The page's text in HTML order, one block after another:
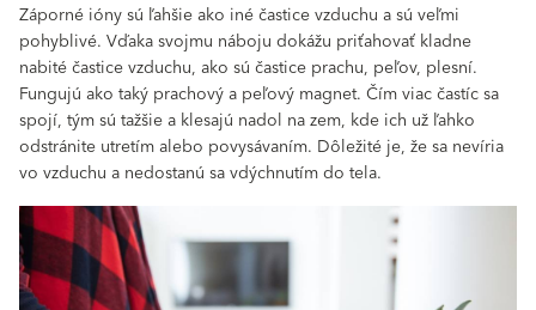
Záporné ióny sú ľahšie ako iné častice vzduchu a sú veľmi
pohyblivé. Vďaka svojmu náboju dokážu priťahovať kladne
nabité častice vzduchu, ako sú častice prachu, peľov, plesní.
Fungujú ako taký prachový a peľový magnet. Čím viac častíc sa
spojí, tým sú tažšie a klesajú nadol na zem, kde ich už ľahko
odstránite utretím alebo povysávaním. Dôležité je, že sa nevíria
vo vzduchu a nedostanú sa vdýchnutím do tela.